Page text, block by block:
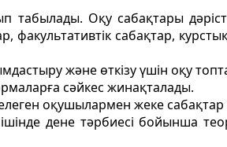
Оқу сабақтары
факультативтiк сабақтар,
және өткізу үшiн оқу
сәйкес жинақталады.
оқушылармен жеке сабақтар
дене тәрбиесi бойынша